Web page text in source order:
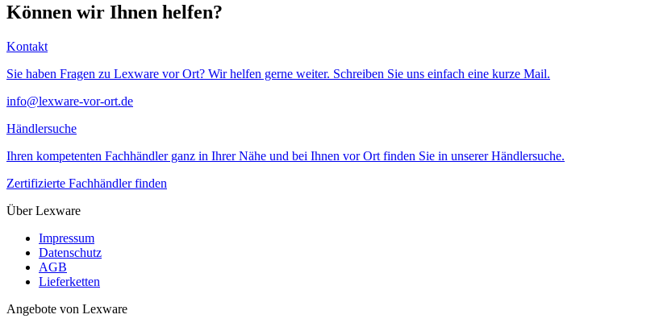
Können wir Ihnen helfen?
Kontakt
Sie haben Fragen zu Lexware vor Ort? Wir helfen gerne weiter. Schreiben Sie uns einfach eine kurze Mail.
info@lexware-vor-ort.de
Händlersuche
Ihren kompetenten Fachhändler ganz in Ihrer Nähe und bei Ihnen vor Ort finden Sie in unserer Händlersuche.
Zertifizierte Fachhändler finden
Über Lexware
Impressum
Datenschutz
AGB
Lieferketten
Angebote von Lexware